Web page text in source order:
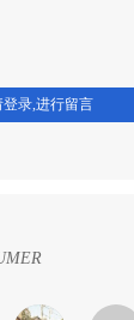
登录,进行留言